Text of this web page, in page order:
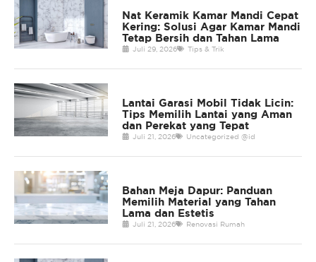
Nat Keramik Kamar Mandi Cepat
Kering: Solusi Agar Kamar Mandi
Tetap Bersih dan Tahan Lama
Juli 29, 2026 Tips & Trik
Lantai Garasi Mobil Tidak Licin:
Tips Memilih Lantai yang Aman
dan Perekat yang Tepat
Juli 21, 2026 Uncategorized @id
Bahan Meja Dapur: Panduan
Memilih Material yang Tahan
Lama dan Estetis
Juli 21, 2026 Renovasi Rumah